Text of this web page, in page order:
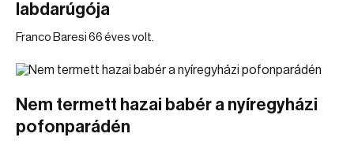
labdarúgója
Franco Baresi 66 éves volt.
Nem termett hazai babér a nyíregyházi
pofonparádén